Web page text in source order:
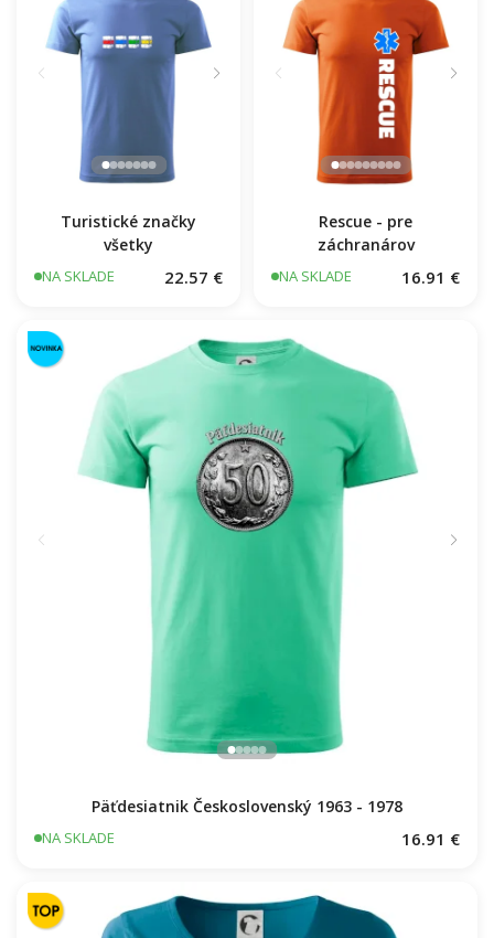
Turistické značky
všetky
NA SKLADE 22.57 €
Rescue - pre
záchranárov
NA SKLADE 16.91 €
Päťdesiatnik Československý 1963 - 1978
NA SKLADE 16.91 €